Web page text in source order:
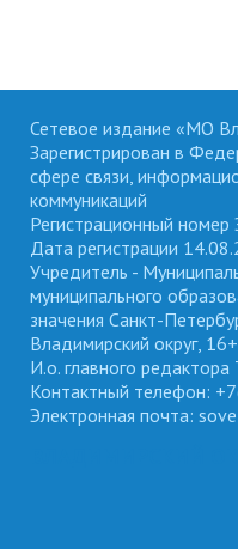
Сетевое издание «МО
Зарегистрирован в
сфере связи,
коммуникаций
Регистрационный
Дата регистрации
Учредитель -
муниципального
значения Санкт-
Владимирский округ, 16+
И.о. главного редактора
Контактный телефон:
Электронная почта: